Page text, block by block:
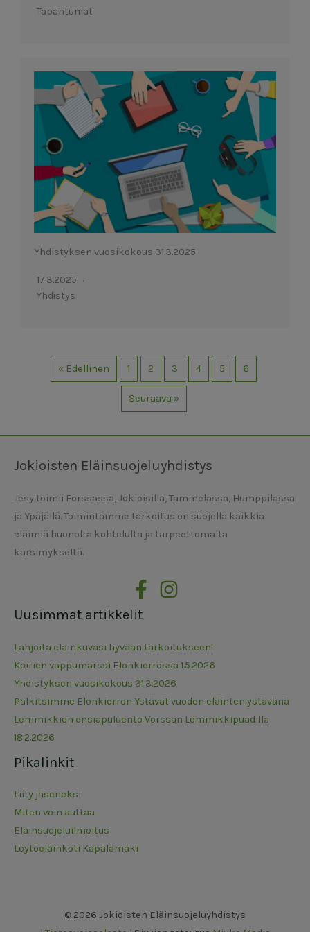
Tapahtumat
Yhdistyksen vuosikokous 31.3.2025
17.3.2025
Yhdistys
« Edellinen 1 2 3 4 5 6
Seuraava »
Jokioisten Eläinsuojeluyhdistys
Jesy toimii Forssassa, Jokioisilla, Tammelassa, Humppilassa
ja Ypäjällä. Toimintamme tarkoitus on suojella kaikkia
eläimiä huonolta kohtelulta ja tarpeettomalta
kärsimykseltä.
Uusimmat artikkelit
Lahjoita eläinkuvasi hyvään tarkoitukseen!
Koirien vappumarssi Elonkierrossa 1.5.2026
Yhdistyksen vuosikokous 31.3.2026
Palkitsimme Elonkierron Ystävät vuoden eläinten ystävänä
Lemmikkien ensiapuluento Vorssan Lemmikkipuadilla
18.2.2026
Pikalinkit
Liity jäseneksi
Miten voin auttaa
Eläinsuojeluilmoitus
Löytöeläinkoti Käpälämäki
© 2026 Jokioisten Eläinsuojeluyhdistys